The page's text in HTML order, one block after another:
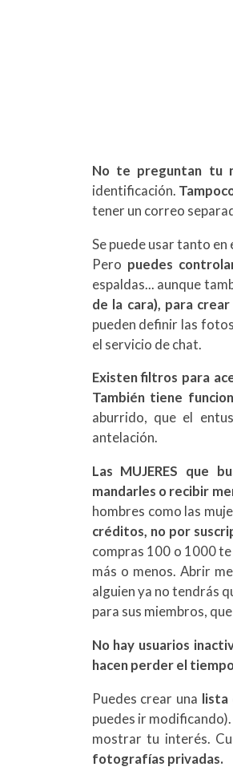
No te preguntan tu
identificación.
tener un correo
Se puede usar tanto
Pero puedes
espaldas... aunque
de la cara), para
pueden definir las
el servicio de chat.
Existen filtros para
También tiene
aburrido, que el
antelación.
Las MUJERES que
mandarles o recibir
hombres como las
créditos, no por
compras 100 o 1000
más o menos. Abrir
alguien ya no tendrás
para sus miembros,
No hay usuarios
hacen perder el
Puedes crear una lista
puedes ir
mostrar tu interés.
fotografías privadas.